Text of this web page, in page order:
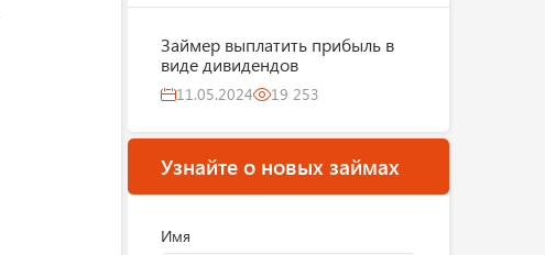
Займер выплатить прибыль в
виде дивидендов
11.05.2024 19 253
Узнайте о новых займах
Имя